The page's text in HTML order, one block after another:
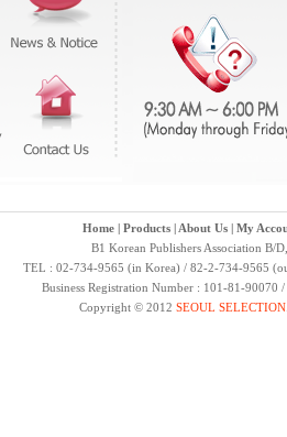
Home| Products| About Us| My
B1 Korean Publishers Association B/
TEL : 02-734-9565 (in Korea) / 82-2-734-9565
Business Registration Number : 101-81-
Copyright © 2012 SEOUL SELECTION